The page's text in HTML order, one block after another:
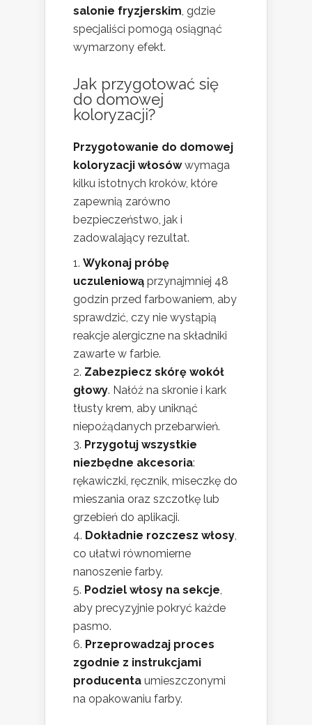
salonie fryzjerskim , gdzie
specjaliści pomogą osiągnąć
wymarzony efekt.
Jak przygotować się
do domowej
koloryzacji?
Przygotowanie do domowej
koloryzacji włosówwymaga
kilku istotnych kroków, które
zapewnią zarówno
bezpieczeństwo, jak i
zadowalający rezultat.
Wykonaj próbę
uczuleniową przynajmniej 48
godzin przed farbowaniem, aby
sprawdzić, czy nie wystąpią
reakcje alergiczne na składniki
zawarte w farbie.
Zabezpiecz skórę wokół
głowy. Nałóż na skronie i kark
tłusty krem, aby uniknąć
niepożądanych przebarwień.
Przygotuj wszystkie
niezbędne akcesoria:
rękawiczki, ręcznik, miseczkę do
mieszania oraz szczotkę lub
grzebień do aplikacji.
Dokładnie rozczesz włosy
co ułatwi równomierne
nanoszenie farby.
Podziel włosy na sekcje
aby precyzyjnie pokryć każde
pasmo.
Przeprowadzaj proces
zgodnie z instrukcjami
producenta umieszczonymi
na opakowaniu farby.